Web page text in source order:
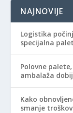
NAJNOVIJE
Logistika
specijalna
Polovne
ambalaža
Kako
smanje